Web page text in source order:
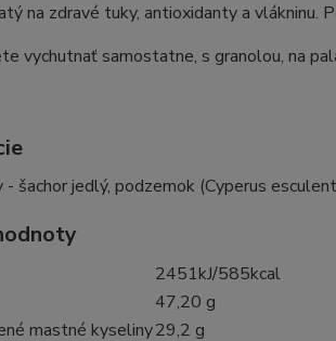
na zdravé tuky, antioxidanty a vlákninu.
vychutnať samostatne, s granolou, na
- šachor jedlý, podzemok (Cyperus
2451kJ/585kcal
47,20 g
mastné kyseliny29,2 g